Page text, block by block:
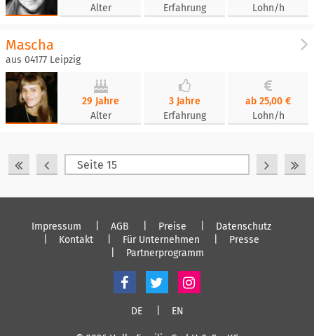
Alter
Erfahrung
Lohn/h
Mascha
aus 04177 Leipzig
29 Jahre
Alter
3 Jahre
Erfahrung
ab 25,00 €
Lohn/h
Impressum AGB Preise
Datenschutz
Kontakt
Für Unternehmen
Presse
Partnerprogramm
DE EN